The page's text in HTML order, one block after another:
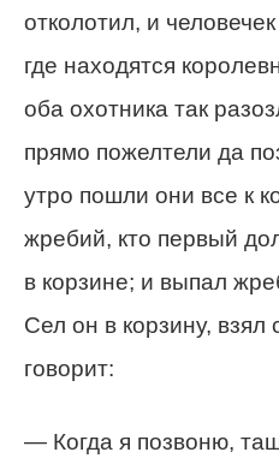
отколотил, и
где находятся
оба охотника так
прямо пожелтели да
утро пошли они все к
жребий, кто первый
в корзине; и выпал
Сел он в корзину, взял
говорит:
— Когда я позвоню,